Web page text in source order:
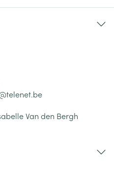
telenet.be
Van den Bergh